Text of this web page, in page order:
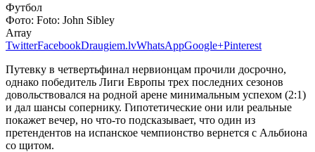
Футбол
Фото: Foto: John Sibley
Array
TwitterFacebookDraugiem.lvWhatsAppGoogle+Pinterest
Путевку в четвертьфинал нервионцам прочили досрочно,
однако победитель Лиги Европы трех последних сезонов
довольствовался на родной арене минимальным успехом (2:1)
и дал шансы сопернику. Гипотетические они или реальные
покажет вечер, но что-то подсказывает, что один из
претендентов на испанское чемпионство вернется с Альбиона
со щитом.